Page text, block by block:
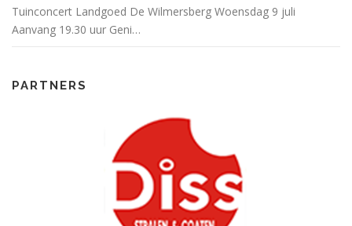
Tuinconcert Landgoed De Wilmersberg Woensdag 9 juli
Aanvang 19.30 uur Geni…
PARTNERS